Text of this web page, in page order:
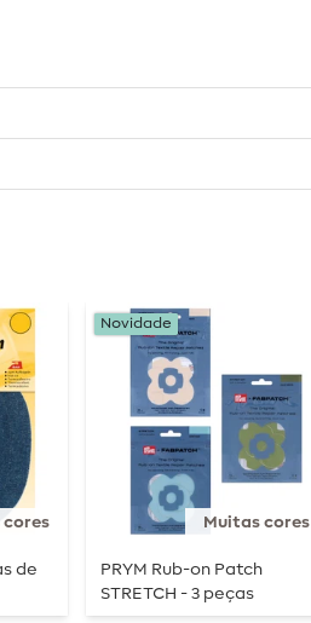
cores
de
Muitas cores
Novidade
PRYM Rub-on Patch
STRETCH - 3 peças